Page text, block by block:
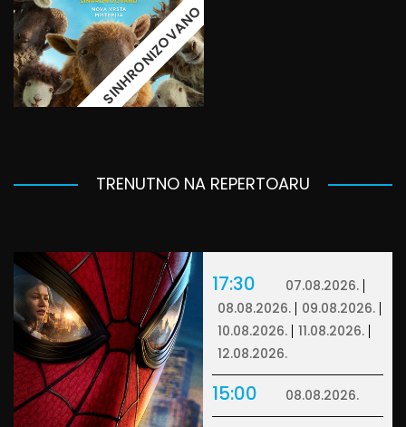
SINHRONIZOVANO
TRENUTNO NA REPERTOARU
17:30
07.08.2026.
08.08.2026.
09.08.2026.
10.08.2026.
11.08.2026.
12.08.2026.
15:00 08.08.2026.